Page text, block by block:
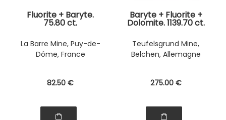
Fluorite + Baryte.
75.80 ct.
La Barre Mine, Puy-de-
Dôme, France
82.50 €
Baryte + Fluorite +
Dolomite. 1139.70 ct.
Teufelsgrund Mine,
Belchen, Allemagne
275.00 €